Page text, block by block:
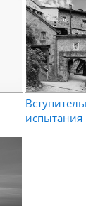
испытания